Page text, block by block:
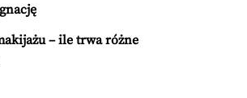
– ile trwa różne